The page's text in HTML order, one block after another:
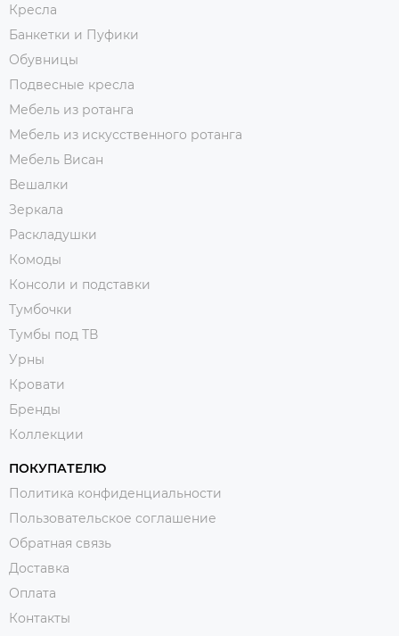
Кресла
Банкетки и Пуфики
Обувницы
Подвесные кресла
Мебель из ротанга
Мебель из искусственного ротанга
Мебель Висан
Вешалки
Зеркала
Раскладушки
Комоды
Консоли и подставки
Тумбочки
Тумбы под ТВ
Урны
Кровати
Бренды
Коллекции
ПОКУПАТЕЛЮ
Политика конфиденциальности
Пользовательское соглашение
Обратная связь
Доставка
Оплата
Контакты